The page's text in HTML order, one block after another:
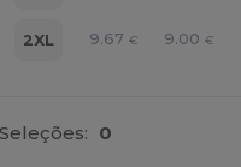
2XL 9.67 € 9.00 €
Seleções: 0